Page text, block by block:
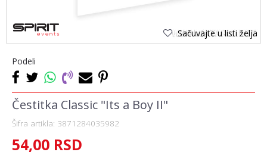
Sačuvajte u listi želja
Podeli
Čestitka Classic "Its a Boy II"
Šifra artikla: 3871284035982
54,00 RSD